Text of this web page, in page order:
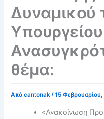
Δυναμικού
θέμα:
Απόcantonak/15 Φεβρουαρίου,
«Ανακοίνωση